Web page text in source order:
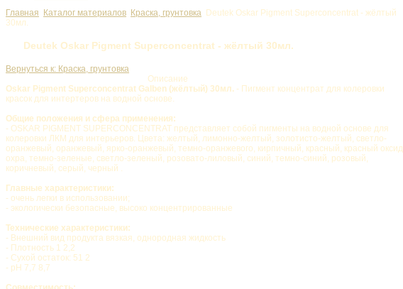
Главная
Каталог материалов Краска, грунтовка Deutek Oskar Pigment Superconcentrat - жёлтый
30мл.
Deutek Oskar Pigment Superconcentrat - жёлтый 30мл.
Вернуться к: Краска, грунтовка
Описание
Oskar Pigment Superconcentrat Galben (жёлтый) 30мл. - Пигмент концентрат для колеровки
красок для интертеров на водной основе.
Общие положения и сфера применения:
- OSKAR PIGMENT SUPERCONCENTRAT представляет собой пигменты на водной основе для
колеровки ЛКМ для интерьеров. Цвета: желтый, лимонно-желтый, золотисто-желтый, светло-
оранжевый, оранжевый, ярко-оранжевый, темно-оранжевого, кирпичный, красный, красный оксид,
охра, темно-зеленые, светло-зеленый, розовато-лиловый, синий, темно-синий, розовый,
коричневый, серый, черный .
Главные характеристики:
- очень легки в использовании;
- экологически безопасные, высоко концентрированные
Технические характеристики:
- Внешний вид продукта вязкая, однородная жидкость
- Плотность 1 2,2
- Сухой остаток: 51 2
- рН 7,7 8,7